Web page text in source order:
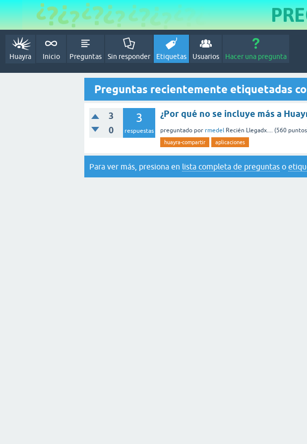
Huayra Inicio Preguntas Sin responder Etiquetas Usuarios Hacer una pregunta
Preguntas recientemente etiquetadas
3
0
3
respuestas
¿Por qué no se incluye más a
preguntado por rmedel Recién Llegadx.... (560
huayra-compartir aplicaciones
Para ver más, presiona en lista completa de preguntas o